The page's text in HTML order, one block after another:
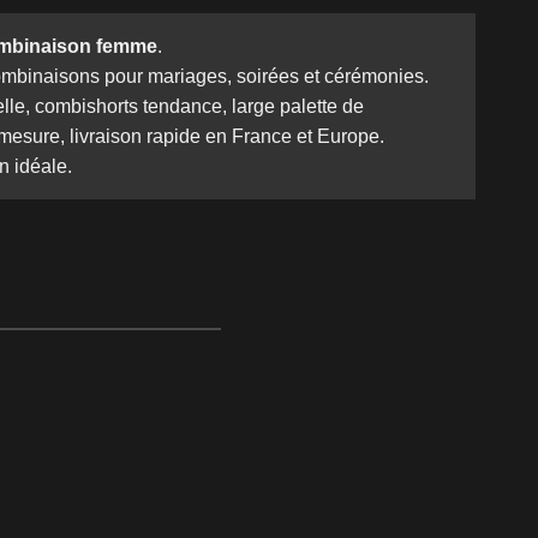
femme.
pour mariages, soirées et cérémonies.
combishorts tendance, large palette de
livraison rapide en France et Europe.
idéale.